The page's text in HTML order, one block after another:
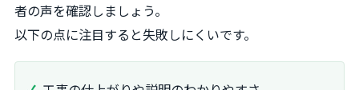
者の声を確認しましょう。
以下の点に注目すると失敗しにくいです。